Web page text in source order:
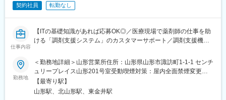
ります。
（1）お客様に誠実な社風
IDOMは他社の不祥事が起こる前から工場の透明性確保に力を入れ
開示。25年2月期決算は過去最高売上の約4,967億円を記録してい
ます。
（2）年齢や経験にかかわらず、スピード昇給・昇格が可能
入社者の定性＋定量の両面で明確な評価基準を設定。個人ノルマ
契約社員 転勤なし
仕事内容
【ITの基礎知識があれば応募OK◎／医療現場で薬剤師の仕事を助
ける「調剤支援システム」のカスタマーサポート／調剤支援機
【はじめに】
当ポジションは自社販売している大型IoT製品や薬剤システムの運
用～保守を担うシステムエンジニア職となっております。未経験
からチャレンジできる事に加えて、メーカー直雇用という貴重な
勤務地
＜勤務地詳細＞山形営業所住所：山形県山形市諏訪町1-1-1 センチ
ュリープレイス山形201号室受動喫煙対策：屋内全面禁煙変更の
範囲：会社の定める事業所（リモートワーク含む）
【最寄り駅】
山形駅、北山形駅、東金井駅